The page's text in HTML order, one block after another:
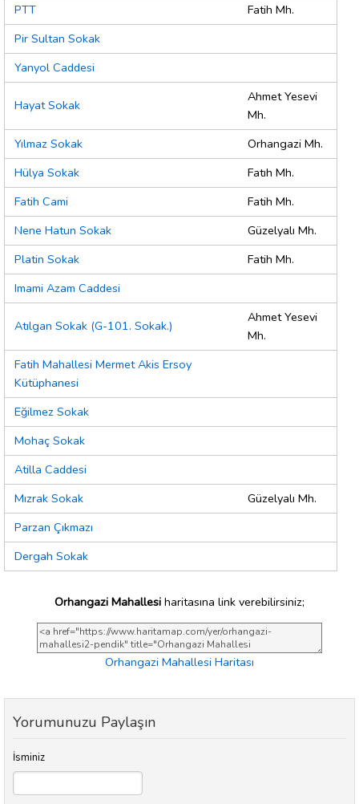
PTT
Fatih Mh.
Pir Sultan Sokak
Yanyol Caddesi
Hayat Sokak
Ahmet Yesevi
Mh.
Yılmaz Sokak
Orhangazi Mh.
Hülya Sokak
Fatıh Mh.
Fatih Cami
Fatih Mh.
Nene Hatun Sokak
Güzelyalı Mh.
Platin Sokak
Fatih Mh.
Imami Azam Caddesi
Atılgan Sokak (G-101. Sokak.)
Ahmet Yesevi
Mh.
Fatih Mahallesi Mermet Akis Ersoy
Kütüphanesi
Eğilmez Sokak
Mohaç Sokak
Atilla Caddesi
Mızrak Sokak
Güzelyalı Mh.
Parzan Çıkmazı
Dergah Sokak
Orhangazi Mahallesi haritasına link verebilirsiniz;
Orhangazi Mahallesi Haritası
Yorumunuzu Paylaşın
İsminiz